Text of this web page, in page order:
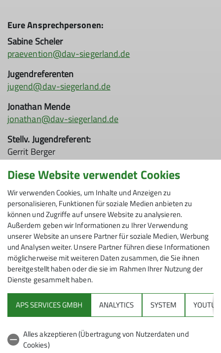
Eure Ansprechpersonen:
Sabine Scheler
praevention@dav-siegerland.de
Jugendreferenten
jugend@dav-siegerland.de
Jonathan Mende
jonathan@dav-siegerland.de
Stellv. Jugendreferent:
Gerrit Berger
gerrit.berger@dav-siegerland.de
unter:
https://www.jdav.de
Sektion Siegerland
Kletterzentrum Siegerland »
Diese Website verwendet Cookies
Wir verwenden Cookies, um Inhalte und Anzeigen zu
personalisieren, Funktionen für soziale Medien anbieten zu
können und Zugriffe auf unsere Website zu analysieren.
Außerdem geben wir Informationen zu Ihrer Verwendung
unserer Website an unsere Partner für soziale Medien, Werbung
und Analysen weiter. Unsere Partner führen diese Informationen
möglicherweise mit weiteren Daten zusammen, die Sie ihnen
bereitgestellt haben oder die sie im Rahmen Ihrer Nutzung der
Dienste gesammelt haben.
APS SERVICES GMBH ANALYTICS SYSTEM
Alles akzeptieren (Übertragung von Nutzerdaten und
Cookies)